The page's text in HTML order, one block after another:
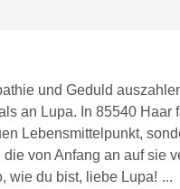
und Geduld
an Lupa. In 85540 Haar
Lebensmittelpunkt,
von Anfang an auf sie
wie du bist, liebe Lupa!